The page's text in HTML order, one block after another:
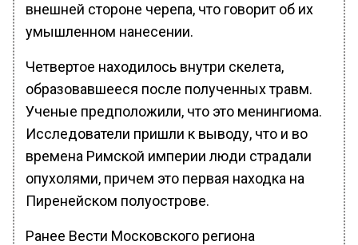
внешней стороне черепа, что говорит об их
умышленном нанесении.
Четвертое находилось внутри скелета,
образовавшееся после полученных травм.
Ученые предположили, что это менингиома.
Исследователи пришли к выводу, что и во
времена Римской империи люди страдали
опухолями, причем это первая находка на
Пиренейском полуострове.
Ранее Вести Московского региона